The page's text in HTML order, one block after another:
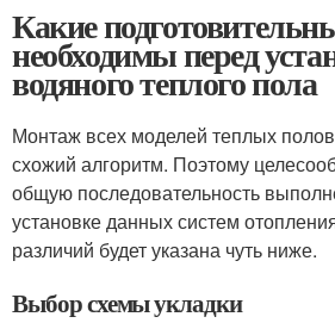
Какие
необходимы перед
водяного теплого пола
Монтаж всех моделей теплых
схожий алгоритм. Поэтому
общую последовательность
установке данных систем
различий будет указана чуть ниже.
Выбор схемы укладки